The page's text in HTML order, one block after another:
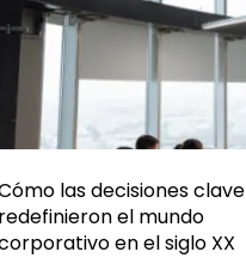
las decisiones clave
redefinieron el mundo
en el siglo XX